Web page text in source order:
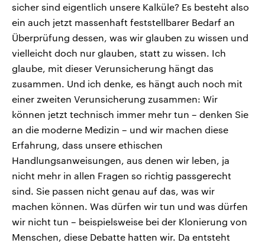
sicher sind eigentlich unsere Kalküle? Es besteht also
ein auch jetzt massenhaft feststellbarer Bedarf an
Überprüfung dessen, was wir glauben zu wissen und
vielleicht doch nur glauben, statt zu wissen. Ich
glaube, mit dieser Verunsicherung hängt das
zusammen. Und ich denke, es hängt auch noch mit
einer zweiten Verunsicherung zusammen: Wir
können jetzt technisch immer mehr tun – denken Sie
an die moderne Medizin – und wir machen diese
Erfahrung, dass unsere ethischen
Handlungsanweisungen, aus denen wir leben, ja
nicht mehr in allen Fragen so richtig passgerecht
sind. Sie passen nicht genau auf das, was wir
machen können. Was dürfen wir tun und was dürfen
wir nicht tun – beispielsweise bei der Klonierung von
Menschen, diese Debatte hatten wir. Da entsteht